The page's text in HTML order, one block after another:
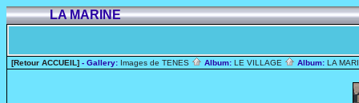
LA MARINE
[Retour ACCUEIL] - Gallery: Images de TENES Album: LE VILLAGE Album: LA